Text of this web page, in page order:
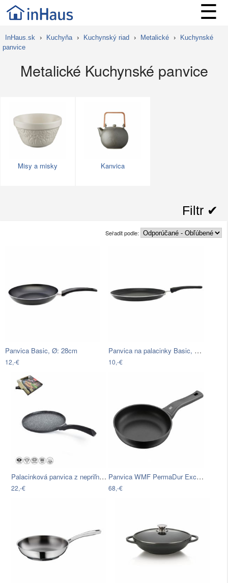
☰
InHaus.sk › Kuchyňa › Kuchynský riad › Metalické ›
Kuchynské
panvice
Metalické Kuchynské panvice
Misy a misky Kanvica
Filtr ✔︎
Seřadit podle:
Panvica Basic, Ø: 28cm
12,-€
Panvica na palacinky Basic, Ø: 24cm
10,-€
Palacinková panvica z nepriľnavého…
22,-€
Panvica WMF PermaDur Excell, ⌀ 20 cm
68,-€